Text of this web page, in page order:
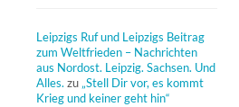
Leipzigs Ruf und Leipzigs Beitrag
zum Weltfrieden – Nachrichten
aus Nordost. Leipzig. Sachsen. Und
Alles. zu „Stell Dir vor, es kommt
Krieg und keiner geht hin“